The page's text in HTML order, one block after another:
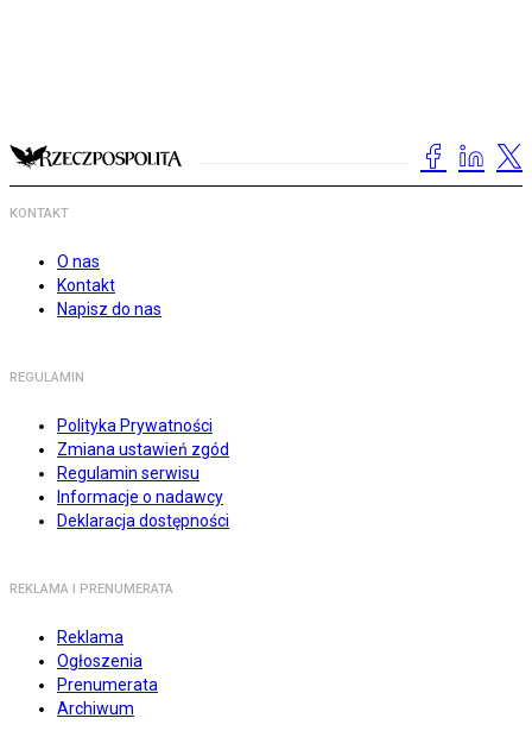
KONTAKT
O nas
Kontakt
Napisz do nas
REGULAMIN
Polityka Prywatności
Zmiana ustawień zgód
Regulamin serwisu
Informacje o nadawcy
Deklaracja dostępności
REKLAMA I PRENUMERATA
Reklama
Ogłoszenia
Prenumerata
Archiwum